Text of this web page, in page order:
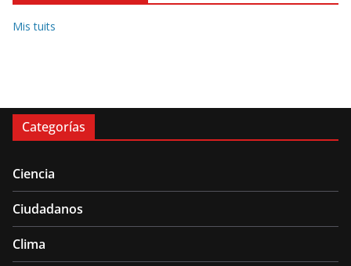
Mis tuits
Categorías
Ciencia
Ciudadanos
Clima